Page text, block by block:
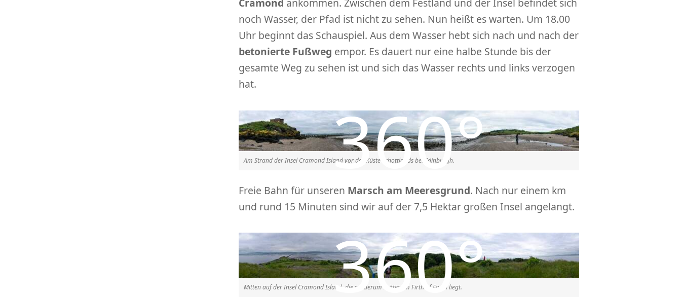
Cramond ankommen. Zwischen dem Festland und der Insel befindet sich
noch Wasser, der Pfad ist nicht zu sehen. Nun heißt es warten. Um 18.00
Uhr beginnt das Schauspiel. Aus dem Wasser hebt sich nach und nach der
betonierte Fußweg empor. Es dauert nur eine halbe Stunde bis der
gesamte Weg zu sehen ist und sich das Wasser rechts und links verzogen
hat.
Am Strand der Insel Cramond Island vor der Küste Schottlands bei Edinburgh.
Freie Bahn für unseren Marsch am Meeresgrund. Nach nur einem km
und rund 15 Minuten sind wir auf der 7,5 Hektar großen Insel angelangt.
Mitten auf der Insel Cramond Island, die wiederum mitten im Firth of Forth liegt.